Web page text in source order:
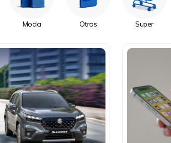
Moda Otros Super